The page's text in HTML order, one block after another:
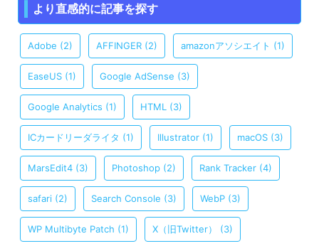
より直感的に記事を探す
Adobe (2) AFFINGER (2) amazonアソシエイト (1)
EaseUS (1) Google AdSense (3)
Google Analytics (1) HTML (3)
ICカードリーダライタ (1) Illustrator (1) macOS (3)
MarsEdit4 (3) Photoshop (2) Rank Tracker (4)
safari (2) Search Console (3) WebP (3)
WP Multibyte Patch (1) X（旧Twitter） (3)